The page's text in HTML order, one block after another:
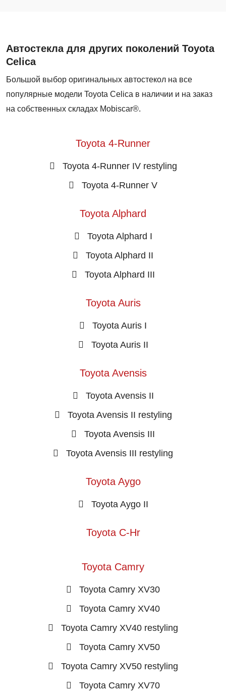
Автостекла для других поколений Toyota
Celica
Большой выбор оригинальных автостекол на все
популярные модели Toyota Celica в наличии и на заказ
на собственных складах Mobiscar®.
Toyota 4-Runner
Toyota 4-Runner IV restyling
Toyota 4-Runner V
Toyota Alphard
Toyota Alphard I
Toyota Alphard II
Toyota Alphard III
Toyota Auris
Toyota Auris I
Toyota Auris II
Toyota Avensis
Toyota Avensis II
Toyota Avensis II restyling
Toyota Avensis III
Toyota Avensis III restyling
Toyota Aygo
Toyota Aygo II
Toyota C-Hr
Toyota Camry
Toyota Camry XV30
Toyota Camry XV40
Toyota Camry XV40 restyling
Toyota Camry XV50
Toyota Camry XV50 restyling
Toyota Camry XV70